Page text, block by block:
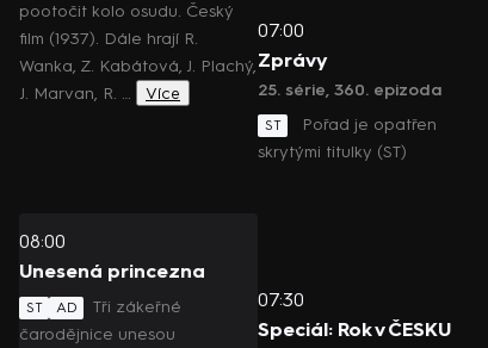
pootočit kolo osudu. Český
film (1937). Dále hrají R.
Wanka, Z. Kabátová, J. Plachý,
J. Marvan, R. …
Více
08:00
Unesená princezna
ST AD
Tři zákeřné
čarodějnice unesou
07:00
Zprávy
25. série, 360. epizoda
ST
Pořad je opatřen
skrytými titulky (ST)
07:30
Speciál: Rok v ČESKU